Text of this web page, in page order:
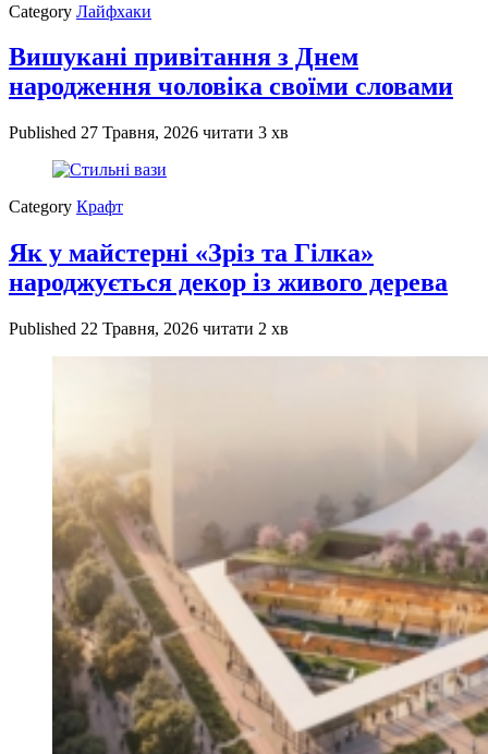
Category Лайфхаки
Вишукані привітання з Днем
народження чоловіка своїми словами
Published 27 Травня, 2026 читати 3 хв
Category Крафт
Як у майстерні «Зріз та Гілка»
народжується декор із живого дерева
Published 22 Травня, 2026 читати 2 хв